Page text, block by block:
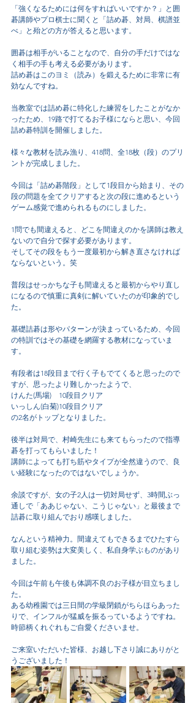
「強くなるためには何をすればいいですか？」と囲
碁講師やプロ棋士に聞くと「詰め碁、対局、棋譜並
べ」と殆どの方が答えると思います。
囲碁は相手がいることなので、自分の手だけではな
く相手の手も考える必要があります。
詰め碁はこのヨミ（読み）を鍛えるために非常に有
効なんですね。
当教室では詰め碁に特化した練習をしたことがなか
ったため、19路で打てるお子様にならと思い、今回
詰め碁特訓を開催しました。
様々な教材を読み漁り、418問、全18枚（段）のプリ
ントが完成しました。
今回は「詰め碁階段」として1段目から始まり、その
段の問題を全てクリアすると次の段に進めるという
ゲーム感覚で進められるものにしました。
1問でも間違えると、どこを間違えのかを講師は教え
ないので自分で探す必要があります。
そしてその段をもう一度最初から解き直さなければ
ならないという。笑
普段はせっかちな子も間違えると最初からやり直し
になるので慎重に真剣に解いていたのが印象的でし
た。
基礎詰碁は形やパターンが決まっているため、今回
の特訓ではその基礎を網羅する教材になっていま
す。
有段者は18段目まで行く子もでてくると思ったので
すが、思ったより難しかったようで、
けんた(馬場)　10段目クリア
いっしん(白菊)10段目クリア
の2名がトップとなりました。
後半は対局で、村崎先生にも来てもらったので指導
碁を打ってもらいました！
講師によっても打ち筋やタイプが全然違うので、良
い経験になったのではないでしょうか。
余談ですが、女の子2人は一切対局せず、3時間ぶっ
通しで「ああじゃない、こうじゃない」と最後まで
詰碁に取り組んでおり感嘆しました。
なんという精神力。間違えてもできるまでひたすら
取り組む姿勢は大変美しく、私自身学ぶものがあり
ました。
今回は午前も午後も体調不良のお子様が目立ちまし
た。
ある幼稚園では三日間の学級閉鎖がちらほらあった
りで、インフルが猛威を振るっているようですね。
時節柄くれぐれもご自愛くださいませ。
ご来室いただいた皆様、お越し下さり誠にありがと
うございました！